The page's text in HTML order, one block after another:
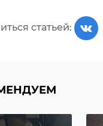
статьей: